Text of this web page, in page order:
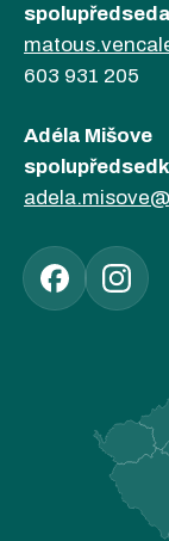
603 931 205
Adéla Mišove